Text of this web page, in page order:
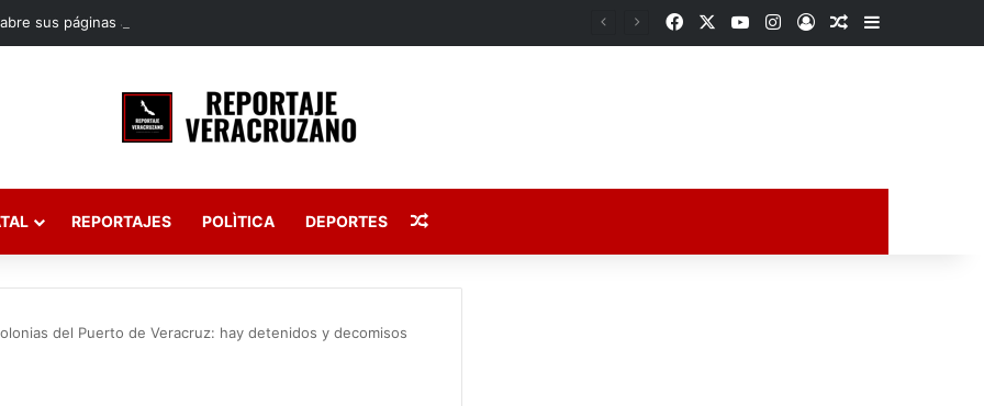
FacebookYouTubeInstagram
AccesoPublicación al
Barra lateral
REPORTAJES POLÌTICA DEPORTES Publicación al azar
del Puerto de Veracruz: hay detenidos y decomisos